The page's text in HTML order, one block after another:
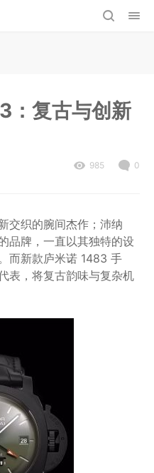
：复古与创新
985 0
交织的腕间杰作；沛纳
品牌，一直以其独特的设
而新款庐米诺 1483 手
表，将复古韵味与复杂机